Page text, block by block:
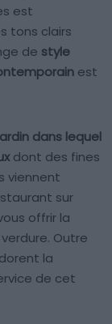
est
tons clairs
de style
est
dans lequel
dont des fines
viennent
sur
offrir la
Outre
la
de cet